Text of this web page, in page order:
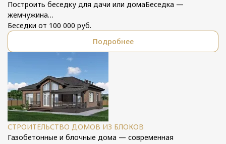
Построить беседку для дачи или домаБеседка —
жемчужина…
Беседки от 100 000 руб.
Подробнее
СТРОИТЕЛЬСТВО ДОМОВ ИЗ БЛОКОВ
Газобетонные и блочные дома — современная